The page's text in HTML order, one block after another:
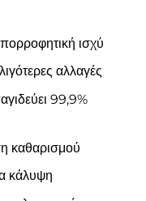
ισχύ
αλλαγές
99,9%
καθαρισμού
κάλυψη